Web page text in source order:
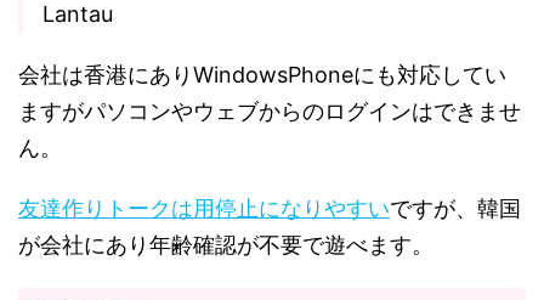
Lantau
会社は香港にありWindowsPhoneにも対応してい
ますがパソコンやウェブからのログインはできませ
ん。
友達作りトークは用停止になりやすいですが、韓国
が会社にあり年齢確認が不要で遊べます。